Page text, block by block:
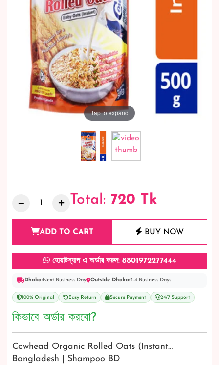
Tap to expand
Total: 720 Tk
ADD TO CART BUY NOW
হোয়াটস্যাপ এ অর্ডার করুন: 8801972277444
Dhaka:Next Business Day Outside Dhaka:2-4 Business Days
100% Original Easy Return Secure Payment 24/7 Support
কিভাবে অর্ডার করবো?
Cowhead Organic Rolled Oats (Instant…
Bangladesh | Shampoo BD